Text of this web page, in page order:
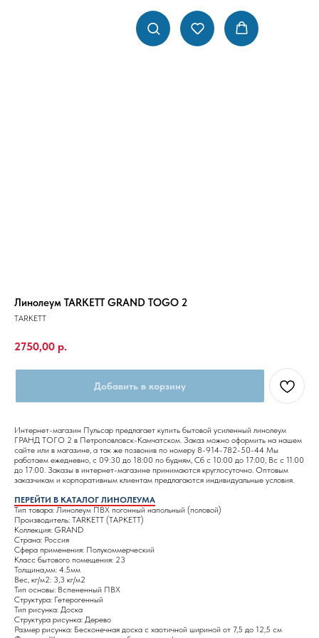
Линолеум TARKETT GRAND TOGO 2
TARKETT
2750,00 р.
Добавить в корзину
Интернет-магазин Пульсар предлагает купить бытовой усиленный линолеум
ГРАНД ТОГО 2 в Петроповловск-Камчатском. Заказ можно оформить на нашем
сайте или в магазине, а так же позвонив по номеру 8-914-782-50-44 Мы
работаем ежедневно, с 09:30 до 18:00 по будням, Сб с 10:00 до 17:00, Вс с 11:00
до 17:00. Заказы в интернет-магазине принимаются круглосуточно. Оптовым
заказчикам и корпоративным клиентам предлагаются индивидуальные условия.
ПЕРЕЙТИ В КАТАЛОГ ЛИНОЛЕУМА
Тип товара: Линолеум ПВХ погонный напольный (половой)
Производитель: TARKETT (ТАРКЕТТ)
Коллекция: GRAND
Страна: Россия
Сфера применения: Полукоммерческий
Класс бытового помещения: 23
Толщина,мм: 4.5мм
Вес, кг/м2: 3,3 кг/м2
Тип основы: Вспененный ПВХ
Структура: Гетерогенный
Тип рисунка: Доска
Структура рисунка: Дерево
Размер рисунка: Бесконечная доска с хаотичной шириной от 7,5 до 12,5 см